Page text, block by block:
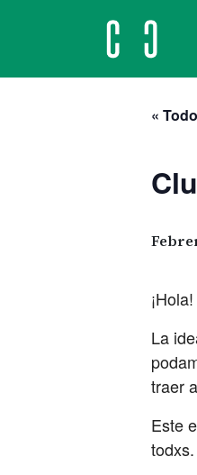
MAIN
«
¡Hola!
La
traer
Este
todxs.